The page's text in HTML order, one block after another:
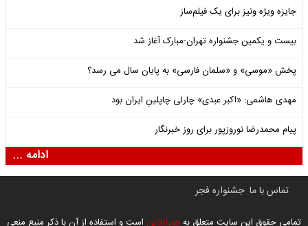
جایزه ویژه ونیز برای یک فیلم‌ساز
بیست و یکمین جشنواره تهران-مبارک آغاز شد
پخش «موسی» و «سلمان فارسی» به پایان سال می رسد؟
مهدی هاشمی: «اکبر عبدی» چارلی چاپلینِ ایران بود
پیام محمدرضا نوروزپور برای روز خبرنگار
ادامه ...
تماس با ما جشنواره فجر
تمامی حقوق این سایت متعلق به هنرآنلاین است و استفاده از آن با ذکر منبع منعی